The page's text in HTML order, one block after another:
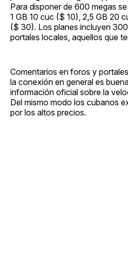
Para disponer de 600 megas
1 GB 10 cuc ($ 10), 2,5 GB 20
($ 30). Los planes incluyen
portales locales, aquellos que
Comentarios en foros y
la conexión en general es
información oficial sobre la
Del mismo modo los cubanos
por los altos precios.